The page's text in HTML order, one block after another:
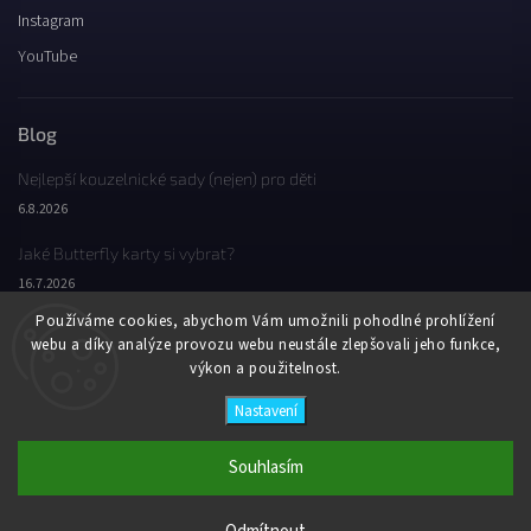
Používáme cookies, abychom Vám umožnili pohodlné prohlížení
webu a díky analýze provozu webu neustále zlepšovali jeho funkce,
výkon a použitelnost.
Nastavení
Souhlasím
Instagram
YouTube
Blog
Nejlepší kouzelnické sady (nejen) pro děti
6.8.2026
Jaké Butterfly karty si vybrat?
16.7.2026
Jaký byl Butterfly Wondercon 2025?
Copyright 2026Butterfly Wonderland. Všechna práva vyhrazena.
Shoptet | DesignShoptak.cz